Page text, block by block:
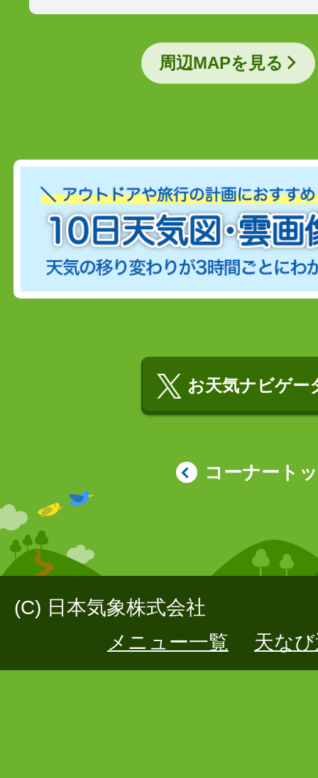
周辺MAPを見る
お天気ナビゲー
コーナート
(C) 日本気象株式会社
メニュー一覧
天な